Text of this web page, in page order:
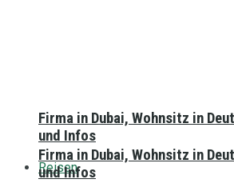
Firma in Dubai, Wohnsitz in
und Infos
Reisen
Firma in Dubai, Wohnsitz in
und Infos